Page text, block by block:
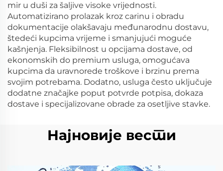
mir u duši za šaljive visoke vrijednosti.
Automatizirano prolazak kroz carinu i obradu
dokumentacije olakšavaju međunarodnu dostavu,
štedeći kupcima vrijeme i smanjujući moguće
kašnjenja. Fleksibilnost u opcijama dostave, od
ekonomskih do premium usluga, omogućava
kupcima da uravnorede troškove i brzinu prema
svojim potrebama. Dodatno, usluga često uključuje
dodatne značajke poput potvrde potpisa, dokaza
dostave i specijalizovane obrade za osetljive stavke.
Најновије вести